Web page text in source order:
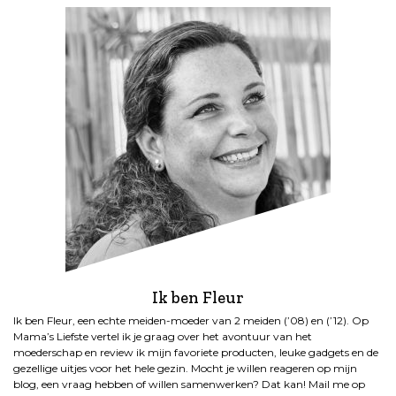
Ik ben Fleur
Ik ben Fleur, een echte meiden-moeder van 2 meiden (’08) en (’12). Op
Mama’s Liefste vertel ik je graag over het avontuur van het
moederschap en review ik mijn favoriete producten, leuke gadgets en de
gezellige uitjes voor het hele gezin. Mocht je willen reageren op mijn
blog, een vraag hebben of willen samenwerken? Dat kan! Mail me op